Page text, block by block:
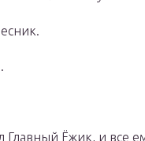
Ёжик, и все